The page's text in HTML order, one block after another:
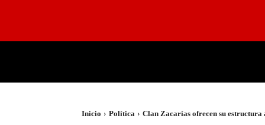
Inicio Política Clan Zacarías ofrecen su